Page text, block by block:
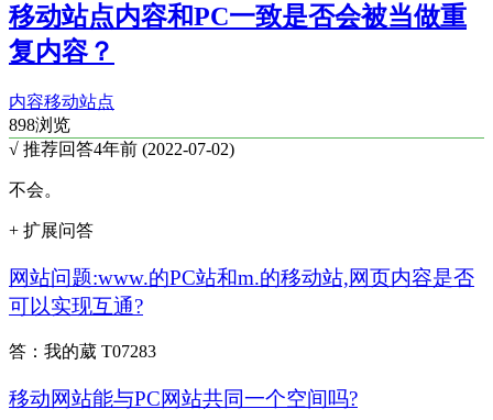
移动站点内容和PC一致是否会被当做重
复内容？
内容移动站点
898浏览
√ 推荐回答4年前 (2022-07-02)
不会。
+ 扩展问答
网站问题:www.的PC站和m.的移动站,网页内容是否
可以实现互通?
答：我的葳 T07283
移动网站能与PC网站共同一个空间吗?